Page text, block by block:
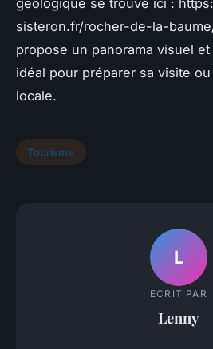
géologique se trouve ici :
sisteron.fr/rocher-de-la-
propose un panorama visuel
idéal pour préparer sa visite
locale.
Tourisme
L
ECRIT PAR
Lenny